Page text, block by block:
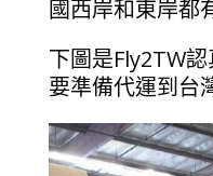
國西岸和東岸都
下圖是Fly2TW
要準備代運到台